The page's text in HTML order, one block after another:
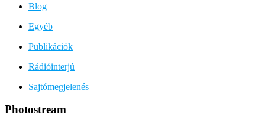
Blog
Egyéb
Publikációk
Rádióinterjú
Sajtómegjelenés
Photostream